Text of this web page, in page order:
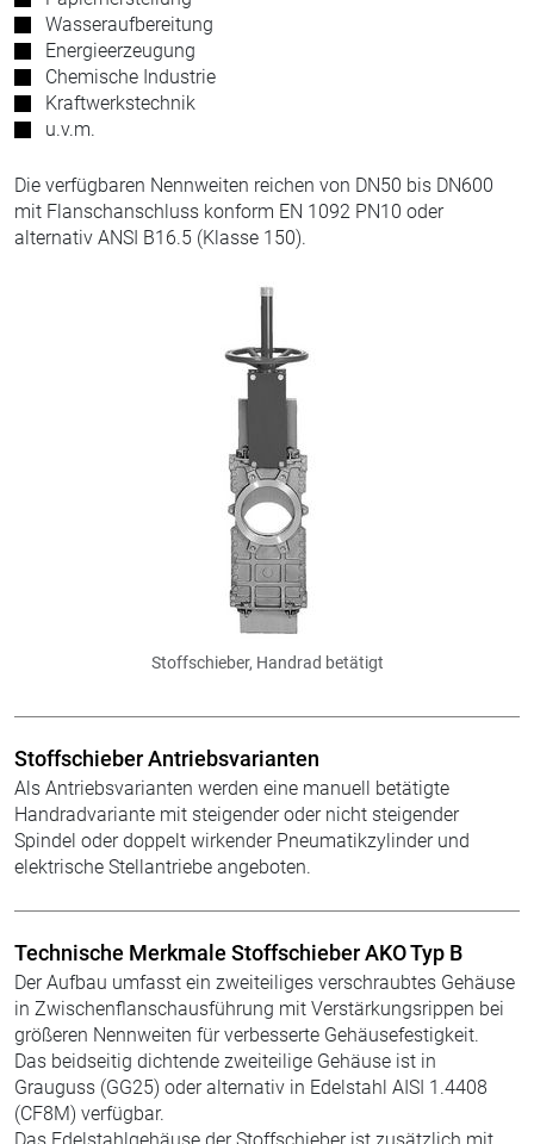
Wasseraufbereitung
Energieerzeugung
Chemische Industrie
Kraftwerkstechnik
u.v.m.
Die verfügbaren Nennweiten reichen von DN50 bis DN600
mit Flanschanschluss konform EN 1092 PN10 oder
alternativ ANSI B16.5 (Klasse 150).
Stoffschieber, Handrad betätigt
Stoffschieber Antriebsvarianten
Als Antriebsvarianten werden eine manuell betätigte
Handradvariante mit steigender oder nicht steigender
Spindel oder doppelt wirkender Pneumatikzylinder und
elektrische Stellantriebe angeboten.
Technische Merkmale Stoffschieber AKO Typ B
Der Aufbau umfasst ein zweiteiliges verschraubtes Gehäuse
in Zwischenflanschausführung mit Verstärkungsrippen bei
größeren Nennweiten für verbesserte Gehäusefestigkeit.
Das beidseitig dichtende zweiteilige Gehäuse ist in
Grauguss (GG25) oder alternativ in Edelstahl AISI 1.4408
(CF8M) verfügbar.